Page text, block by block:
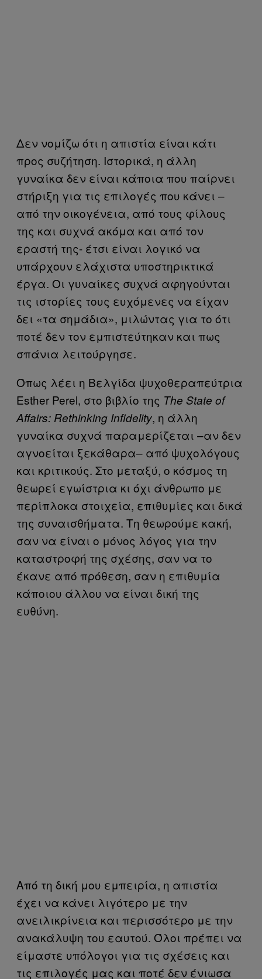
Δεν νομίζω ότι η απιστία είναι κάτι
προς συζήτηση. Ιστορικά, η άλλη
γυναίκα δεν είναι κάποια που παίρνει
στήριξη για τις επιλογές που κάνει –
από την οικογένεια, από τους φίλους
της και συχνά ακόμα και από τον
εραστή της- έτσι είναι λογικό να
υπάρχουν ελάχιστα υποστηρικτικά
έργα. Οι γυναίκες συχνά αφηγούνται
τις ιστορίες τους ευχόμενες να είχαν
δει «τα σημάδια», μιλώντας για το ότι
ποτέ δεν τον εμπιστεύτηκαν και πως
σπάνια λειτούργησε.
Όπως λέει η Βελγίδα ψυχοθεραπεύτρια
Esther Perel, στο βιβλίο της The State of
Affairs: Rethinking Infidelity, η άλλη
γυναίκα συχνά παραμερίζεται –αν δεν
αγνοείται ξεκάθαρα– από ψυχολόγους
και κριτικούς. Στο μεταξύ, ο κόσμος τη
θεωρεί εγωίστρια κι όχι άνθρωπο με
περίπλοκα στοιχεία, επιθυμίες και δικά
της συναισθήματα. Τη θεωρούμε κακή,
σαν να είναι ο μόνος λόγος για την
καταστροφή της σχέσης, σαν να το
έκανε από πρόθεση, σαν η επιθυμία
κάποιου άλλου να είναι δική της
ευθύνη.
Από τη δική μου εμπειρία, η απιστία
έχει να κάνει λιγότερο με την
ανειλικρίνεια και περισσότερο με την
ανακάλυψη του εαυτού. Όλοι πρέπει να
είμαστε υπόλογοι για τις σχέσεις και
τις επιλογές μας και ποτέ δεν ένιωσα